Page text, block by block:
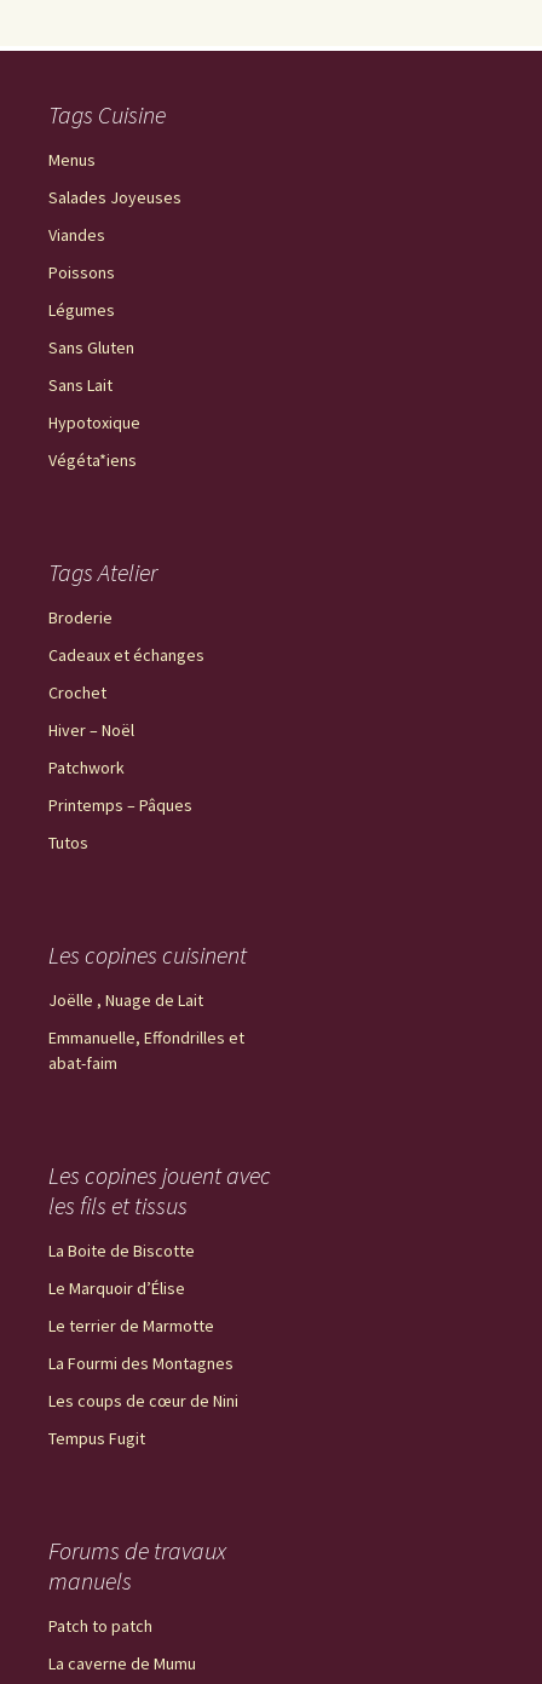
Tags Cuisine
Menus
Salades Joyeuses
Viandes
Poissons
Légumes
Sans Gluten
Sans Lait
Hypotoxique
Végéta*iens
Tags Atelier
Broderie
Cadeaux et échanges
Crochet
Hiver – Noël
Patchwork
Printemps – Pâques
Tutos
Les copines cuisinent
Joëlle , Nuage de Lait
Emmanuelle, Effondrilles et
abat-faim
Les copines jouent avec
les fils et tissus
La Boite de Biscotte
Le Marquoir d’Élise
Le terrier de Marmotte
La Fourmi des Montagnes
Les coups de cœur de Nini
Tempus Fugit
Forums de travaux
manuels
Patch to patch
La caverne de Mumu